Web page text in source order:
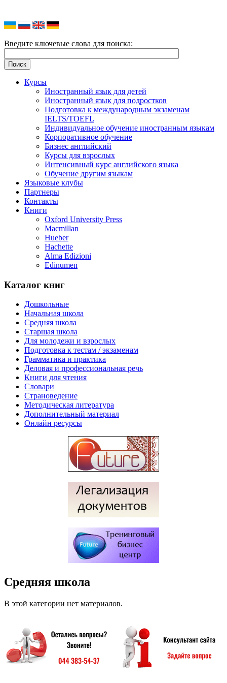
Введите ключевые слова для поиска:
Курсы
Иностранный язык для детей
Иностранный язык для подростков
Подготовка к международным экзаменам
IELTS/TOEFL
Индивидуальное обучение иностранным языкам
Корпоративное обучение
Бизнес английский
Курсы для взрослых
Интенсивный курс английского языка
Обучение другим языкам
Языковые клубы
Партнеры
Контакты
Книги
Oxford University Press
Macmillan
Hueber
Hachette
Alma Edizioni
Edinumen
Каталог книг
Дошкольные
Начальная школа
Средняя школа
Cтаршая школа
Для молодежи и взрослых
Подготовка к тестам / экзаменам
Грамматика и практика
Деловая и профессиональная речь
Книги для чтения
Словари
Страноведение
Методическая литература
Дополнительный материал
Онлайн ресурсы
Средняя школа
В этой категории нет материалов.